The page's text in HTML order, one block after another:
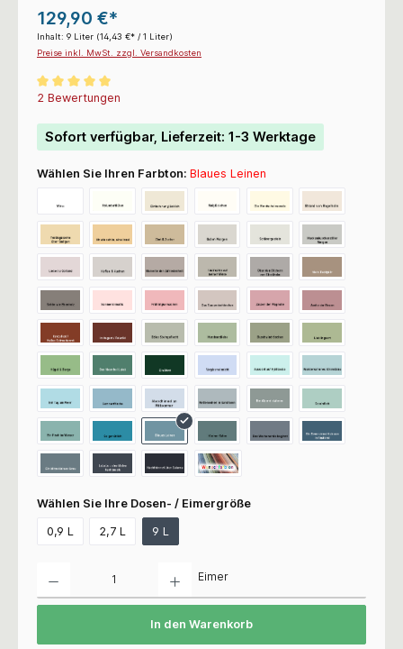
129,90 €*
Inhalt: 9 Liter (14,43 €* / 1 Liter)
Preise inkl. MwSt. zzgl. Versandkosten
Durchschnittliche Bewertung von 5 von 5 Sternen
2 Bewertungen
Sofort verfügbar, Lieferzeit: 1-3 Werktage
Wählen Sie Ihren Farbton: Blaues Leinen
Wählen Sie Ihre Dosen- / Eimergröße
0,9 L 2,7 L 9 L
Eimer
In den Warenkorb